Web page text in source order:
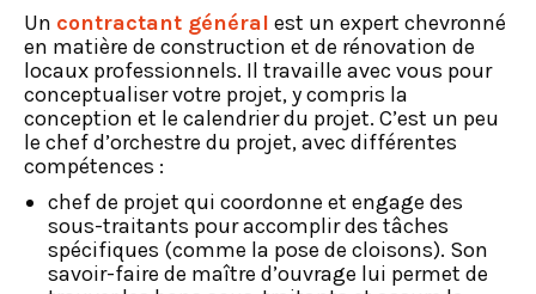
Un contractant général est un expert chevronné
en matière de construction et de rénovation de
locaux professionnels. Il travaille avec vous pour
conceptualiser votre projet, y compris la
conception et le calendrier du projet. C’est un peu
le chef d’orchestre du projet, avec différentes
compétences :
chef de projet qui coordonne et engage des
sous-traitants pour accomplir des tâches
spécifiques (comme la pose de cloisons). Son
savoir-faire de maître d’ouvrage lui permet de